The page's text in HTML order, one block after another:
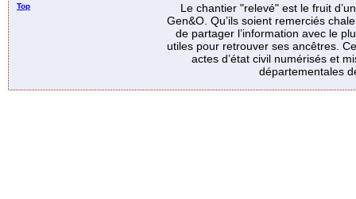
Top
Le chantier "relevé" est le fruit
Gen&O. Qu’ils soient remerciés
de partager l’information avec le
utiles pour retrouver ses ancêtres.
actes d’état civil numérisés et
départementales